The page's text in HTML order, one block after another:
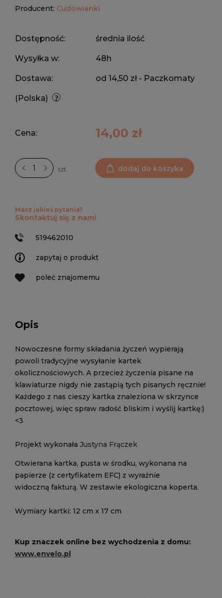
Producent: Cudowianki
Dostępność: średnia ilość
Wysyłka w: 48h
Dostawa: od 14,50 zł - Paczkomaty
(Polska)
Cena: 14,00 zł
szt. dodaj do koszyka
zapytaj o produkt
poleć znajomemu
Masz jakieś pytania?
Skontaktuj się z nami
519462010
Opis
Nowoczesne formy składania życzeń wypierają
powoli tradycyjne wysyłanie kartek
okolicznościowych. A przecież życzenia pisane na
klawiaturze nigdy nie zastąpią tych pisanych ręcznie!
Każdego z nas cieszy kartka znaleziona w skrzynce
pocztowej, więc spraw radość bliskim i wyślij kartkę:)
<3
Projekt wykonała Justyna Frączek
Otwierana kartka, pusta w środku, wykonana na
papierze (z certyfikatem EFC) z wyraźnie
widoczną fakturą. W zestawie ekologiczna koperta.
Wymiary kartki: 12 cm x 17 cm
Kup znaczek online bez wychodzenia z domu:
www.envelo.pl